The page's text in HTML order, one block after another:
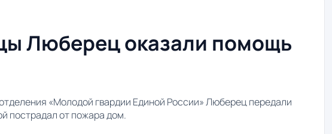
Люберец оказали помощь
«Молодой гвардии Единой России» Люберец передали
пострадал от пожара дом.